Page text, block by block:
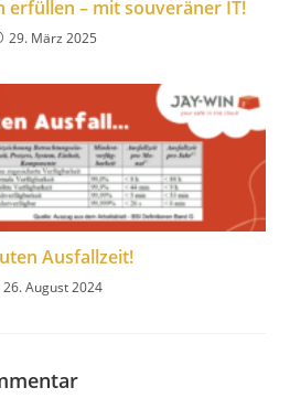
erfüllen – mit souveräner IT!
29. März 2025
Ausfallzeit!
26. August 2024